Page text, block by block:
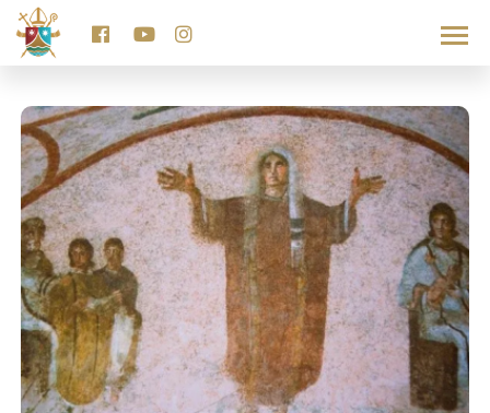
TAG SISTERSPROJECT